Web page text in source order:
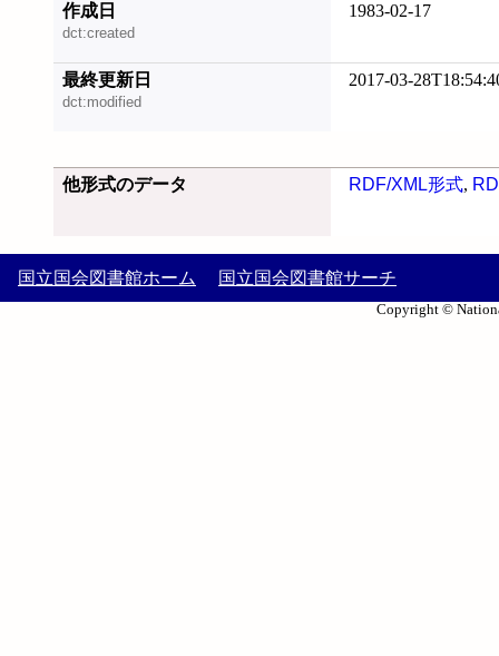
作成日
dct:created
1983-02-17
最終更新日
dct:modified
2017-03-
他形式のデータ RDF/XML形式,
国立国会図書館ホーム 国立国会図書館サーチ
Copyright ©